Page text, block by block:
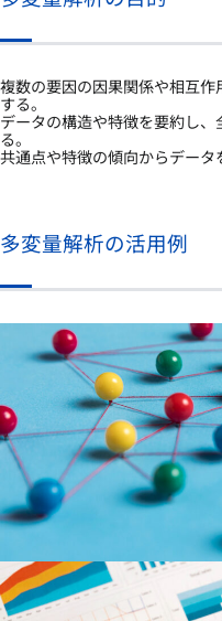
複数の要因の因果関係や相互
する。
データの構造や特徴を要約し
る。
共通点や特徴の傾向からデータ
多変量解析の活用例